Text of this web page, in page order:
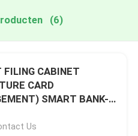
(6)
FILING CABINET
CARD
SMART BANK-
Us